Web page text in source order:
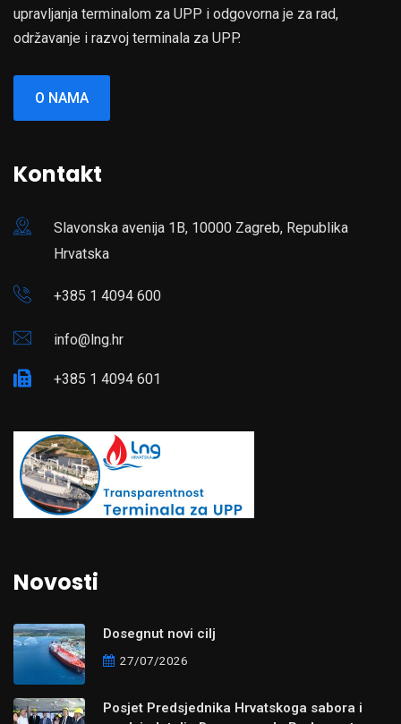
upravljanja terminalom za UPP i odgovorna je za rad,
održavanje i razvoj terminala za UPP.
O NAMA
Kontakt
Slavonska avenija 1B, 10000 Zagreb, Republika
Hrvatska
+385 1 4094 600
info@lng.hr
+385 1 4094 601
Novosti
Dosegnut novi cilj
27/07/2026
Posjet Predsjednika Hrvatskoga sabora i